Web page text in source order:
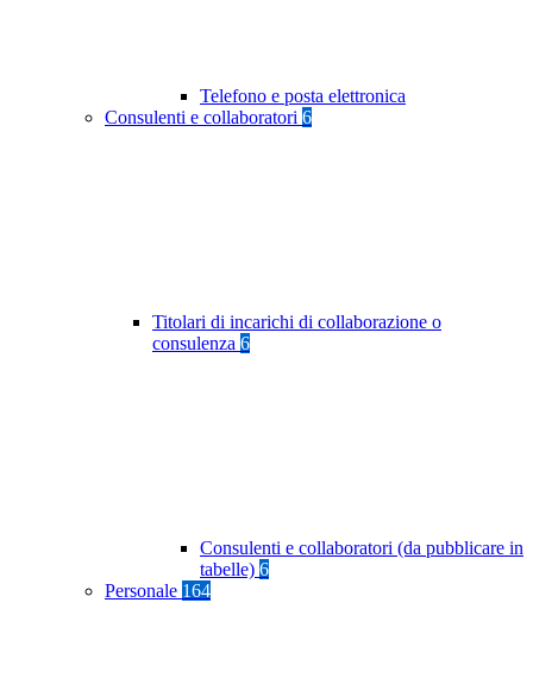
Telefono e posta elettronica
Consulenti e collaboratori 6
Titolari di incarichi di collaborazione o
consulenza 6
Consulenti e collaboratori (da pubblicare in
tabelle) 6
Personale 164